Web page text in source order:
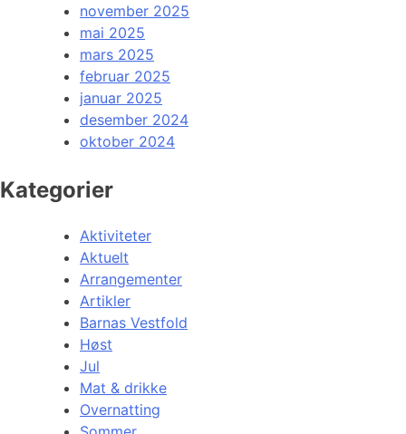
november 2025
mai 2025
mars 2025
februar 2025
januar 2025
desember 2024
oktober 2024
Kategorier
Aktiviteter
Aktuelt
Arrangementer
Artikler
Barnas Vestfold
Høst
Jul
Mat & drikke
Overnatting